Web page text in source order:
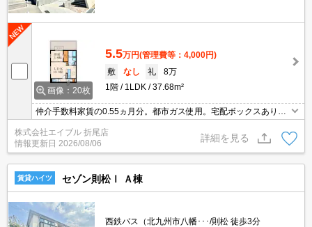
画像：20枚
5.5万円(管理費等：4,000円)
敷
なし 礼
8万
1階
1LDK 37.68m²
仲介手数料家賃の0.55ヵ月分。都市ガス使用。宅配ボックスあり。
防犯カメラあり。インターネット無料、使い放題。エアコン2基付
き。追い焚き機能付きバス。浴室乾燥機付。
株式会社エイブル 折尾店
情報更新日 2026/08/06
詳細を見る
賃貸ハイツ セゾン則松Ⅰ Ａ棟
西鉄バス（北九州市八幡･･･/則松 徒歩3分